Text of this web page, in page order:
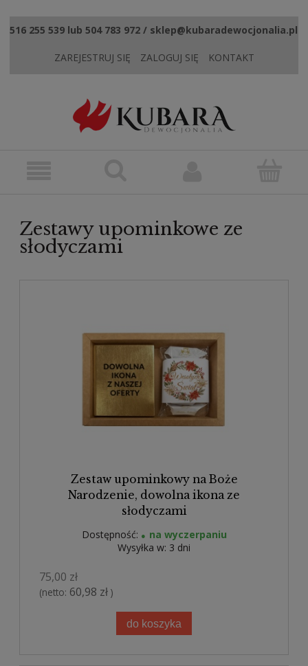
516 255 539 lub 504 783 972 / sklep@kubaradewocjonalia.pl
ZAREJESTRUJ SIĘ ZALOGUJ SIĘ KONTAKT
Zestawy upominkowe ze
słodyczami
Zestaw upominkowy na Boże
Narodzenie, dowolna ikona ze
słodyczami
Dostępność:
na wyczerpaniu
Wysyłka w: 3 dni
75,00 zł
(netto: 60,98 zł )
do koszyka